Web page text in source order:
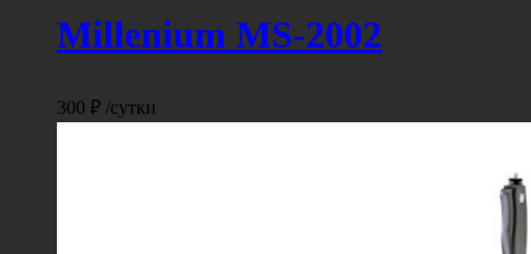
Millenium MS-2002
300 ₽ /сутки